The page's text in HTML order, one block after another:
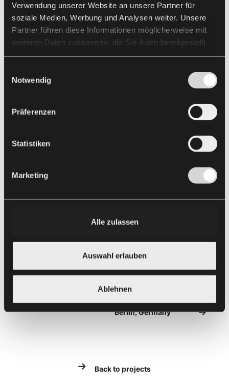
Verwendung unserer Website an unsere Partner für
soziale Medien, Werbung und Analysen weiter. Unsere
Partner führen diese Informationen möglicherweise mit
weiteren Daten zusammen, die Sie ihnen bereitgestellt
Notwendig
Präferenzen
Statistiken
Marketing
Alle zulassen
Auswahl erlauben
Ablehnen
Kopenhagen, Denmark
EUREF Haus 17 –
Gasometer
Berlin, Germany
Back to projects